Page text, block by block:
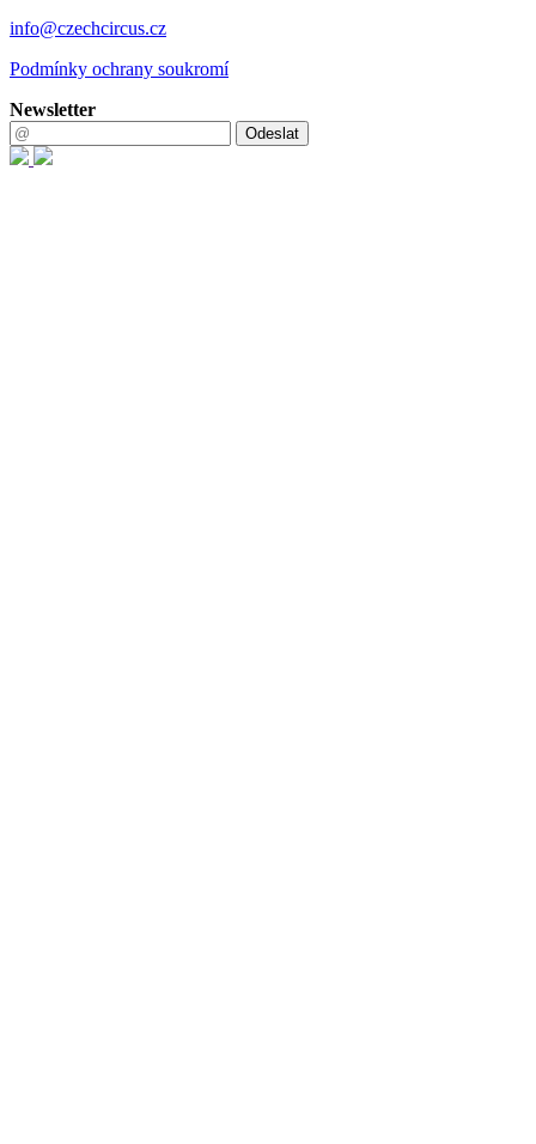
info@czechcircus.cz
Podmínky ochrany soukromí
Newsletter
Odeslat